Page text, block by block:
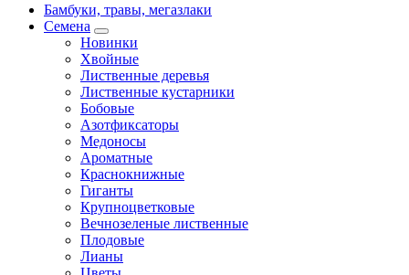
Бамбуки, травы, мегазлаки
Семена
Новинки
Хвойные
Лиственные деревья
Лиственные кустарники
Бобовые
Азотфиксаторы
Медоносы
Ароматные
Краснокнижные
Гиганты
Крупноцветковые
Вечнозеленые лиственные
Плодовые
Лианы